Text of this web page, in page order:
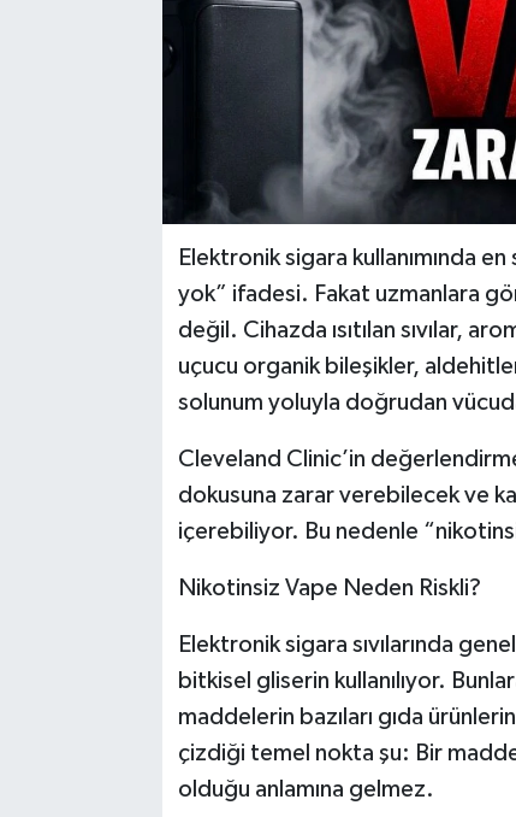
Elektronik sigara kullanımında
yok” ifadesi. Fakat uzmanlara
değil. Cihazda ısıtılan sıvılar,
uçucu organik bileşikler,
solunum yoluyla doğrudan
Cleveland Clinic’in
dokusuna zarar verebilecek ve
içerebiliyor. Bu nedenle
Nikotinsiz Vape Neden Riskli?
Elektronik sigara sıvılarında
bitkisel gliserin kullanılıyor.
maddelerin bazıları gıda
çizdiği temel nokta şu: Bir
olduğu anlamına gelmez.